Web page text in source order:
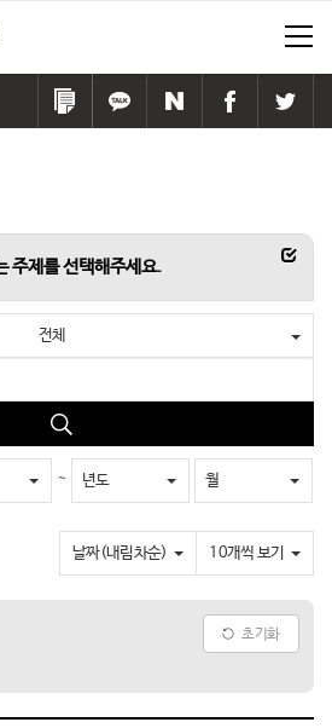
링
크
카
카
기
네
이
페
이
트
위
기
주제를 선택해주세요.
항목
전체
검
색
~ 년도 월
날짜(내림차순) 10개씩 보기
초기화